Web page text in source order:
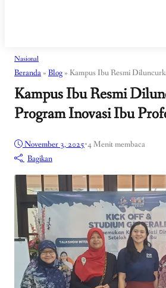
Nasional
Beranda » Blog » Kampus Ibu Resmi
Kampus Ibu Resmi
Program Inovasi Ibu
November 3, 2025•4 Menit membaca
Bagikan